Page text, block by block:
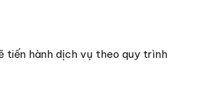
tiến hành dịch vụ theo quy trình